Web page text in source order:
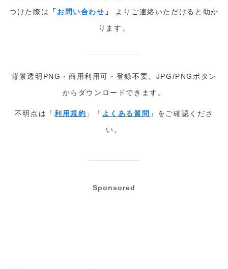
つけた際は
「 お問い合わせ 」
よりご連絡いただけると助か
ります。
背景透明PNG・商用利用可・登録不要。JPG/PNGボタン
からダウンロードできます。
不明点は「 利用規約 」「 よくある質問 」をご確認くださ
い。
Sponsored